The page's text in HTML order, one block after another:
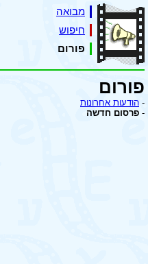
מבואה
חיפוש
פורום
פורום
- הודעות אחרונות
- פרסום חדשה